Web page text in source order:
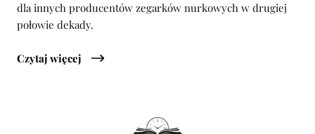
dla innych producentów zegarków nurkowych w drugiej
połowie dekady.
Czytaj więcej